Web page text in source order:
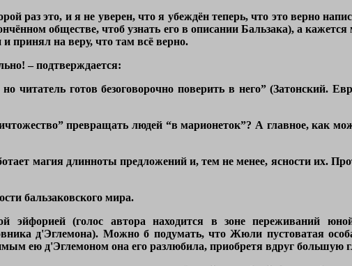
раз это, и я не уверен, что я убеждён теперь, что это верно
обществе, чтоб узнать его в описании Бальзака), а кажется
принял на веру, что там всё верно.
– подтверждается:
читатель готов безоговорочно поверить в него” (Затонский.
превращать людей “в марионеток”? А главное, как
магия длинноты предложений и, тем не менее, ясности их.
бальзаковского мира.
эйфорией (голос автора находится в зоне переживаний
д'Эглемона). Можно б подумать, что Жюли пустоватая
ею д'Эглемоном она его разлюбила, приобретя вдруг большую